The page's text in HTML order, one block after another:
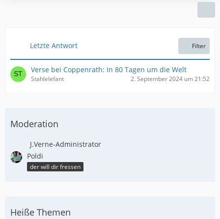
r
ä
g
e
Letzte Antwort Filter
Verse bei Coppenrath: In 80 Tagen um die Welt
Stahlelefant 2. September 2024 um 21:52
Moderation
J.Verne-Administrator
Poldi
der will dir fressen
Heiße Themen